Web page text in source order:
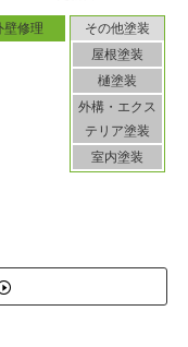
壁修理
その他塗装
屋根塗装
樋塗装
外構・エクス
テリア塗装
室内塗装